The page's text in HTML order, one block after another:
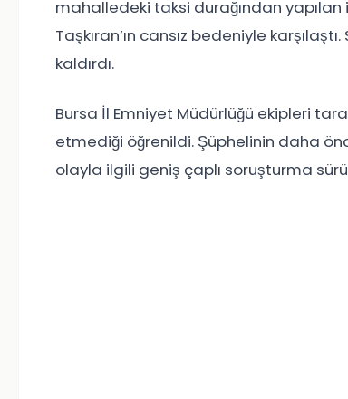
mahalledeki taksi durağından yapılan
Taşkıran’ın cansız bedeniyle
kaldırdı.
Bursa İl Emniyet Müdürlüğü ekipleri
etmediği öğrenildi. Şüphelinin daha
olayla ilgili geniş çaplı soruşturma